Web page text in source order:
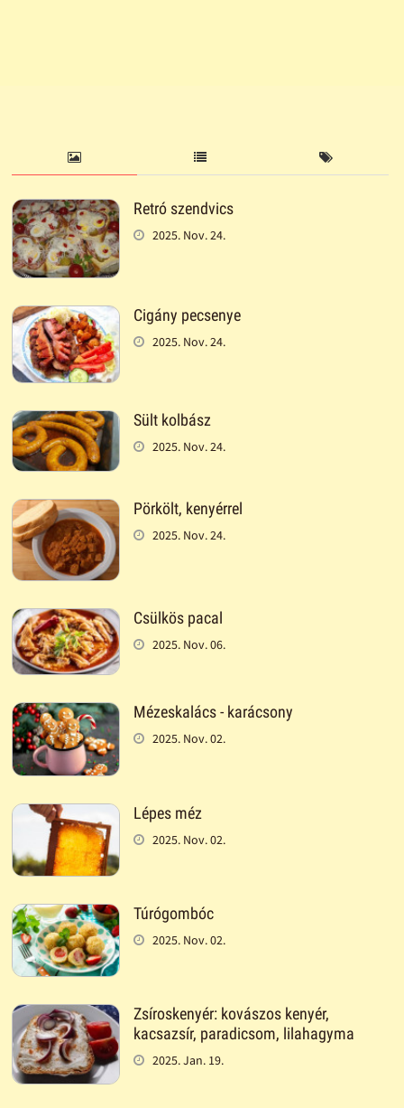
Retró szendvics
2025. Nov. 24.
Cigány pecsenye
2025. Nov. 24.
Sült kolbász
2025. Nov. 24.
Pörkölt, kenyérrel
2025. Nov. 24.
Csülkös pacal
2025. Nov. 06.
Mézeskalács - karácsony
2025. Nov. 02.
Lépes méz
2025. Nov. 02.
Túrógombóc
2025. Nov. 02.
Zsíroskenyér: kovászos kenyér,
kacsazsír, paradicsom, lilahagyma
2025. Jan. 19.